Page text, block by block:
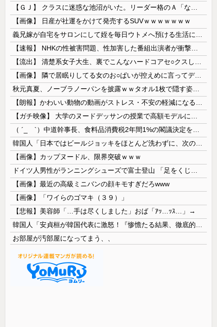
【画像】 日産が社運をかけて発売するSUVｗｗｗｗｗｗｗ
【画像】 隣で居眠りしてる女のお○ぱいが控えめに言ってデカいｗｗｗ
【画像】カップヌードル、限界突破ｗｗｗ
【画像】最近の高級ミニバンの顔キモすぎだろwww
【画像】「ワイらのゴマキ（３９）」
【悲報】美容師「…手は尽くしました」おば「ｱｯ…ｯｽ…」→
お部屋が汚部屋になってまう、、